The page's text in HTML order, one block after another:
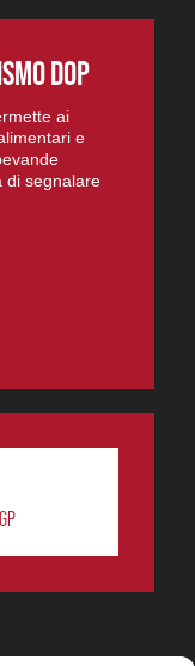
DOP
ai
e
di segnalare